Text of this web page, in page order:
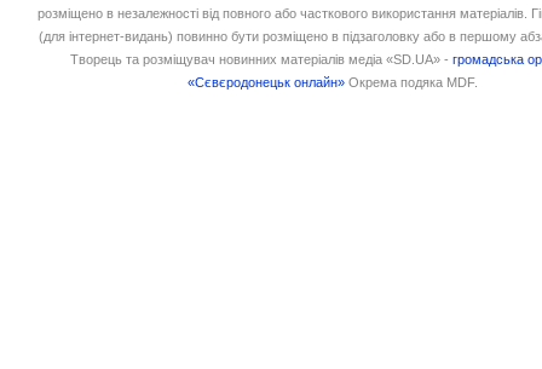
розміщено в незалежності від повного або часткового використання матеріалів.
(для інтернет-видань) повинно бути розміщено в підзаголовку або в першому
Творець та розміщувач новинних матеріалів медіа «SD.UA» -громадська
«Сєвєродонецьк онлайн» Окрема подяка MDF.